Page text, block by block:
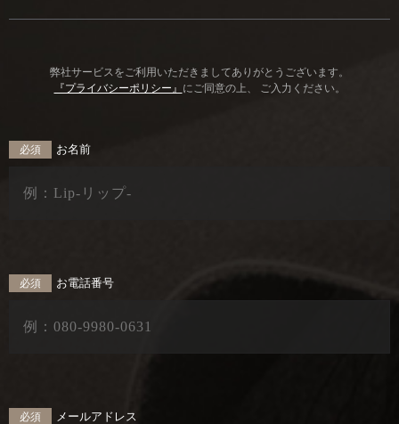
弊社サービスをご利用いただきましてありがとうございます。
『プライバシーポリシー』 にご同意の上、 ご入力ください。
必須 お名前
必須 お電話番号
必須 メールアドレス